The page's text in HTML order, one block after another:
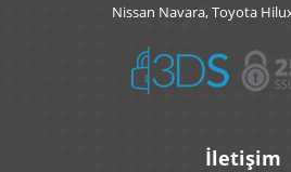
Nissan Navara, Toyota
İletişim